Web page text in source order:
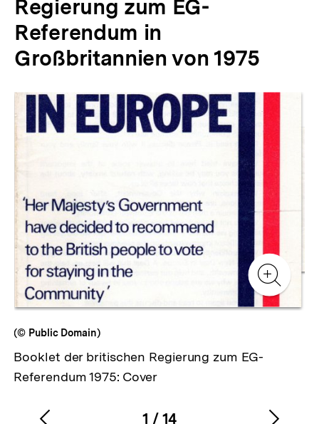
Regierung zum EG-
Referendum in
Großbritannien von 1975
Inhaltskarussell
überspringen
Zur
Zur
Zur
Galerieansicht
(© Public Domain)
Booklet der britischen Regierung zum EG-
Referendum 1975: Cover
1 / 14